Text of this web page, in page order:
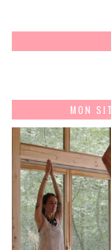
MON